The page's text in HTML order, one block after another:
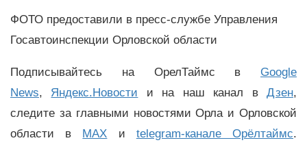
ФОТО предоставили в пресс-службе Управления
Госавтоинспекции Орловской области
Подписывайтесь на ОрелТаймс в Google
News, Яндекс.Новости и на наш канал вДзен,
следите за главными новостями Орла и Орловской
области в MAX и telegram-канале Орёлтаймс.